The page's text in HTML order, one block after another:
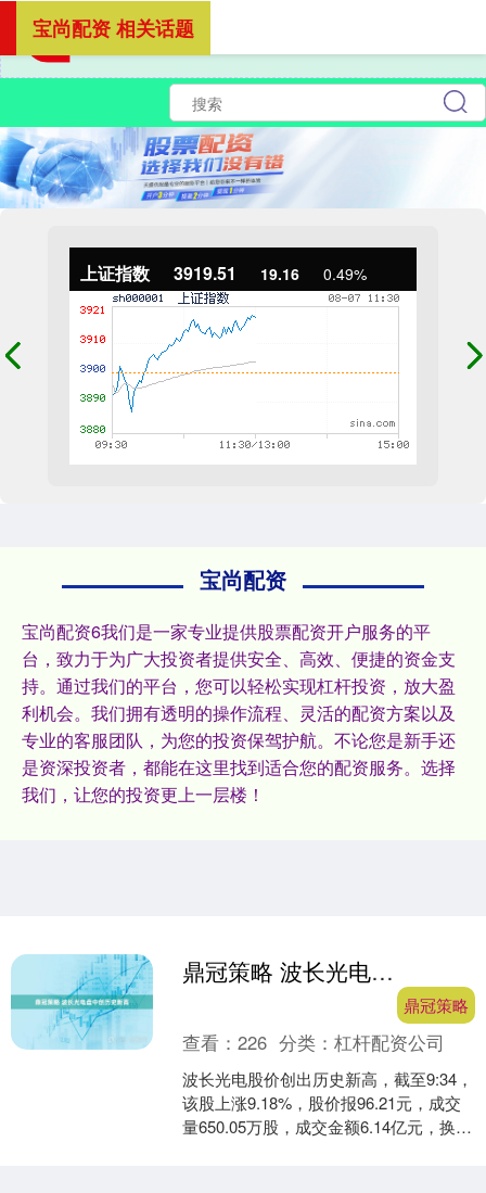
上证指数 3919.51 19.16 0.49%
宝尚配资
宝尚配资6我们是一家专业提供股票配资开户服务的平
台，致力于为广大投资者提供安全、高效、便捷的资金支
持。通过我们的平台，您可以轻松实现杠杆投资，放大盈
利机会。我们拥有透明的操作流程、灵活的配资方案以及
专业的客服团队，为您的投资保驾护航。不论您是新手还
是资深投资者，都能在这里找到适合您的配资服务。选择
我们，让您的投资更上一层楼！
宝尚配资 相关话题
鼎冠策略 波长光电盘中创历史新高
鼎冠策略
查看：226 分类：杠杆配资公司
波长光电股价创出历史新高，截至9:34，
该股上涨9.18%，股价报96.21元，成交
量650.05万股，成交金额6.14亿元，换手